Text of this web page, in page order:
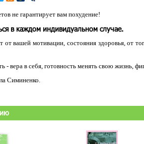
не гарантирует вам похудение!
в каждом индивидуальном случае.
от вашей мотивации, состояния здоровья, от
- вера в себя, готовность менять свою жизнь,
Симиненко.